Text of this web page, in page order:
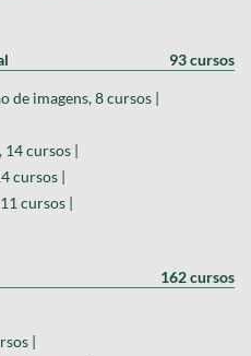
93 cursos
de imagens, 8 cursos |
cursos |
cursos |
cursos |
162 cursos
|